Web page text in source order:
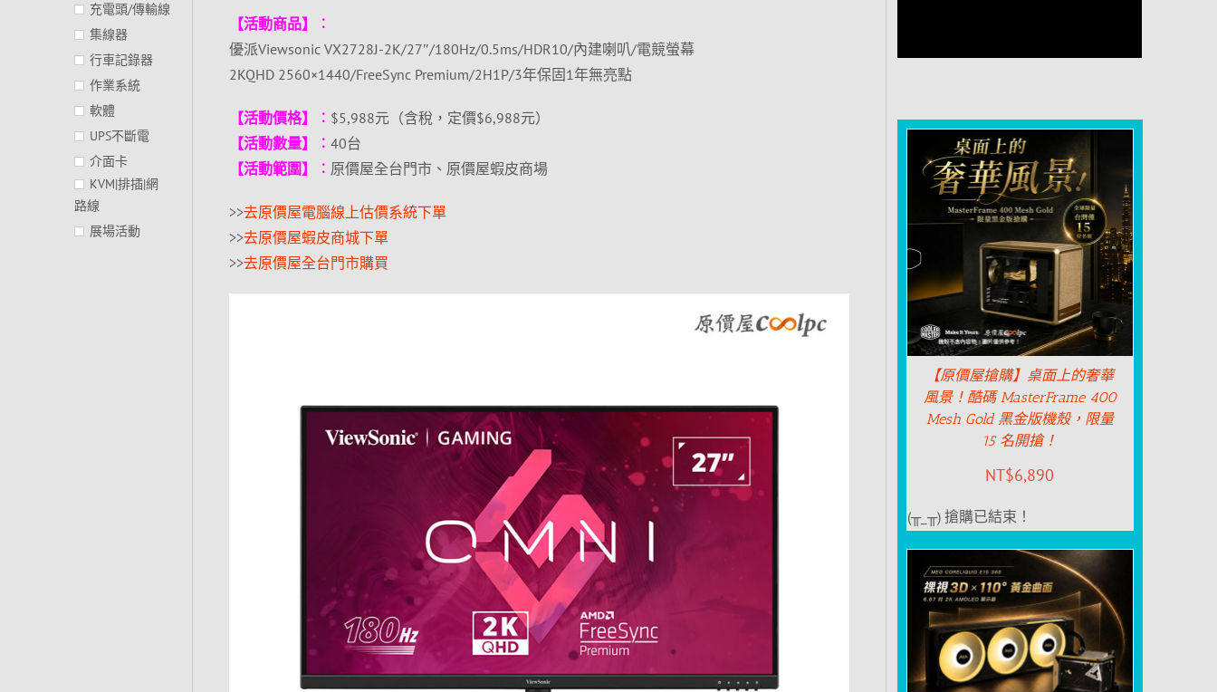
【活動商品】︰
優派Viewsonic VX2728J-2K/27″/180Hz/0.5ms/HDR10/內建喇叭/電競螢幕
2KQHD 2560×1440/FreeSync Premium/2H1P/3年保固1年無亮點
【活動價格】︰ $5,988元（含稅，定價$6,988元）
【活動數量】︰ 40台
【活動範圍】︰ 原價屋全台門市、原價屋蝦皮商場
>>去原價屋電腦線上估價系統下單
>>去原價屋蝦皮商城下單
>>去原價屋全台門市購買
充電頭/傳輸線
集線器
行車記錄器
作業系統
軟體
UPS不斷電
介面卡
KVM|排插|網
路線
展場活動
【原價屋搶購】桌面上的奢華
風景！酷碼 MasterFrame 400
Mesh Gold 黑金版機殼，限量
15 名開搶！
NT$6,890
(╥_╥) 搶購已結束！